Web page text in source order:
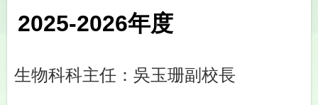
2025-2026年度
生物科科主任：吳玉珊副校長